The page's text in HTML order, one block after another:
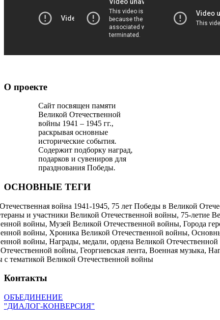
О проекте
Сайт посвящен памяти
Великой Отечественной
войны 1941 – 1945 гг.,
раскрывая основные
исторические события.
Содержит подборку наград,
подарков и сувениров для
празднования Победы.
ОСНОВНЫЕ ТЕГИ
война 1941-1945, 75 лет Победы в Великой
и участники Великой Отечественной войны, 75-летие
войны, Музей Великой Отечественной войны, Города
войны, Хроника Великой Отечественной войны,
войны, Награды, медали, ордена Великой
войны, Георгиевская лента, Военная музыка,
с тематикой Великой Отечественной войны
Контакты
ОБЪЕДИНЕНИЕ
"ДИАЛОГ-КОНВЕРСИЯ"